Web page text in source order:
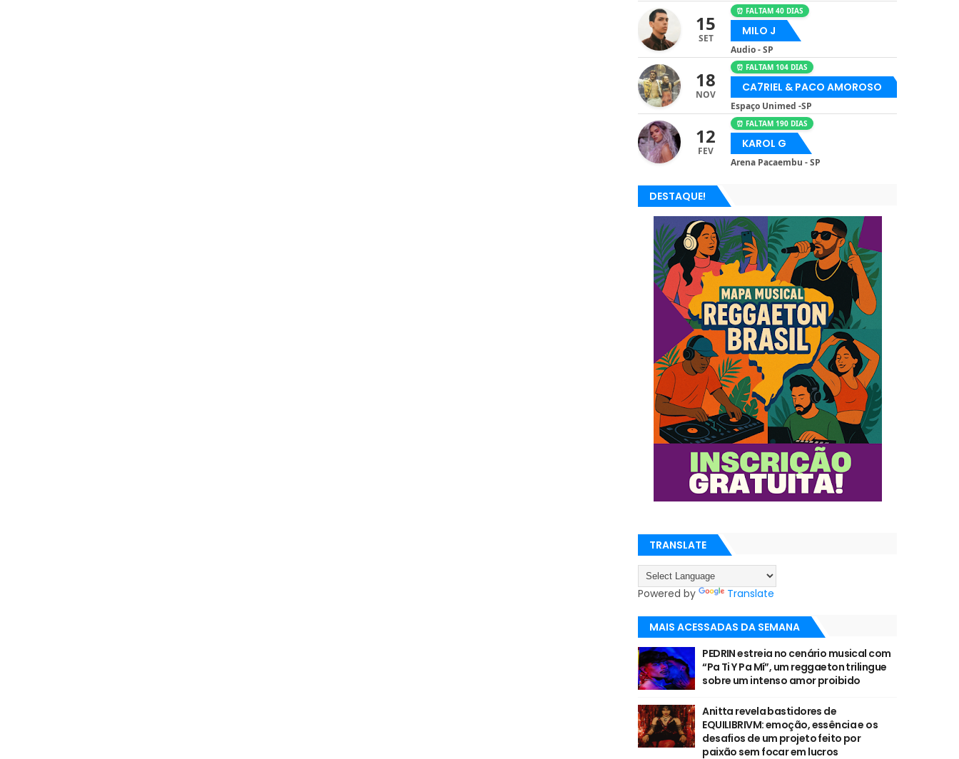
15
SET
⏰ FALTAM 40 DIAS
MILO J
Audio - SP
18
NOV
⏰ FALTAM 104 DIAS
CA7RIEL & PACO AMOROSO
Espaço Unimed -SP
12
FEV
⏰ FALTAM 190 DIAS
KAROL G
Arena Pacaembu - SP
DESTAQUE!
TRANSLATE
Powered by Translate
MAIS ACESSADAS DA SEMANA
PEDRIN estreia no cenário musical com
“Pa Ti Y Pa Mí”, um reggaeton trilingue
sobre um intenso amor proibido
Anitta revela bastidores de
EQUILIBRIVM: emoção, essência e os
desafios de um projeto feito por
paixão sem focar em lucros